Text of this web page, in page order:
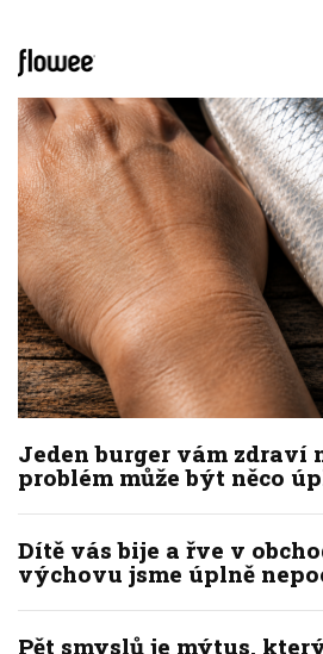
Jeden burger vám zdraví
problém může být něco
Dítě vás bije a řve v
výchovu jsme úplně
Pět smyslů je mýtus,